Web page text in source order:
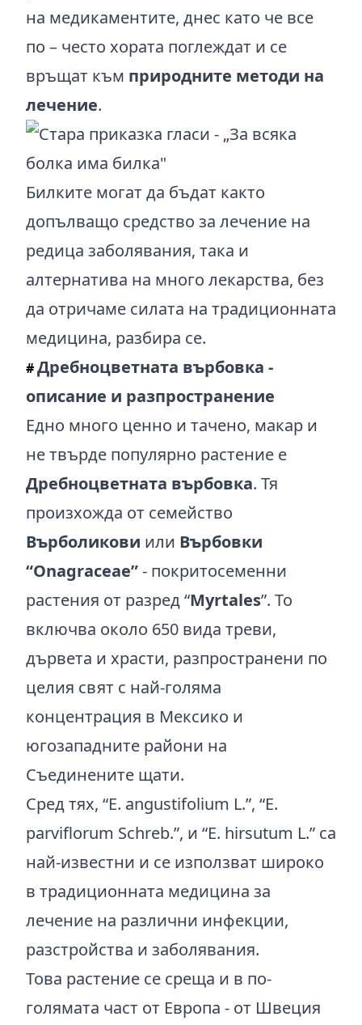
на медикаментите, днес като че все
по – често хората поглеждат и се
връщат към природните методи на
лечение.
Билките могат да бъдат както
допълващо средство за лечение на
редица заболявания, така и
алтернатива на много лекарства, без
да отричаме силата на традиционната
медицина, разбира се.
#Дребноцветната върбовка -
описание и разпространение
Едно много ценно и тачено, макар и
не твърде популярно растение е
Дребноцветната върбовка. Тя
произхожда от семейство
Върболикови или Върбовки
“Onagraceae”- покритосеменни
растения от разред “Myrtales”. То
включва около 650 вида треви,
дървета и храсти, разпространени по
целия свят с най-голяма
концентрация в Мексико и
югозападните райони на
Съединените щати.
Сред тях, “E. angustifolium L.”, “E.
parviflorum Schreb.”, и “E. hirsutum L.” са
най-известни и се използват широко
в традиционната медицина за
лечение на различни инфекции,
разстройства и заболявания.
Това растение се среща и в по-
голямата част от Европа - от Швеция